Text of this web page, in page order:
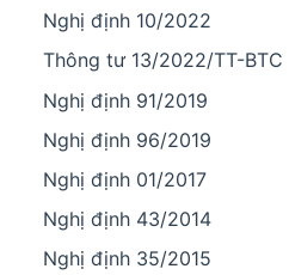
Nghị định 10/2022
Thông tư 13/2022/TT-BTC
Nghị định 91/2019
Nghị định 96/2019
Nghị định 01/2017
Nghị định 43/2014
Nghị định 35/2015